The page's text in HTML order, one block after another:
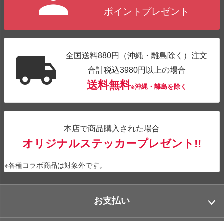
ポイントプレゼント
全国送料880円（沖縄・離島除く）注文
合計税込3980円以上の場合
送料無料※沖縄・離島を除く
本店で商品購入された場合
オリジナルステッカープレゼント!!
※各種コラボ商品は対象外です。
お支払い